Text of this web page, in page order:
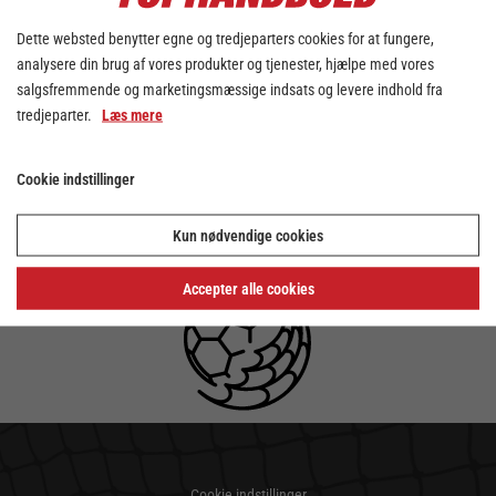
Dette websted benytter egne og tredjeparters cookies for at fungere,
analysere din brug af vores produkter og tjenester, hjælpe med vores
salgsfremmende og marketingsmæssige indsats og levere indhold fra
tredjeparter. Læs mere
Cookie indstillinger
Kun nødvendige cookies
Accepter alle cookies